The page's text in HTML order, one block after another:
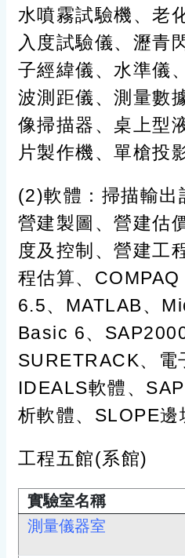
水噴霧試驗機、老
入度試驗儀、瀝青
子經緯儀、水準儀
波測距儀、測量數
像掃描器、桌上型
片製作機、單槍投
(2)軟體：掃描輸出
營建製圖、營建估
度及控制、營建工
程估算、
6.5、MATLAB、
Basic 6、
SURETRACK、電
IDEALS軟體、
析軟體、SLOPE邊
工程五館(系館)
實驗室名稱
測量儀器室